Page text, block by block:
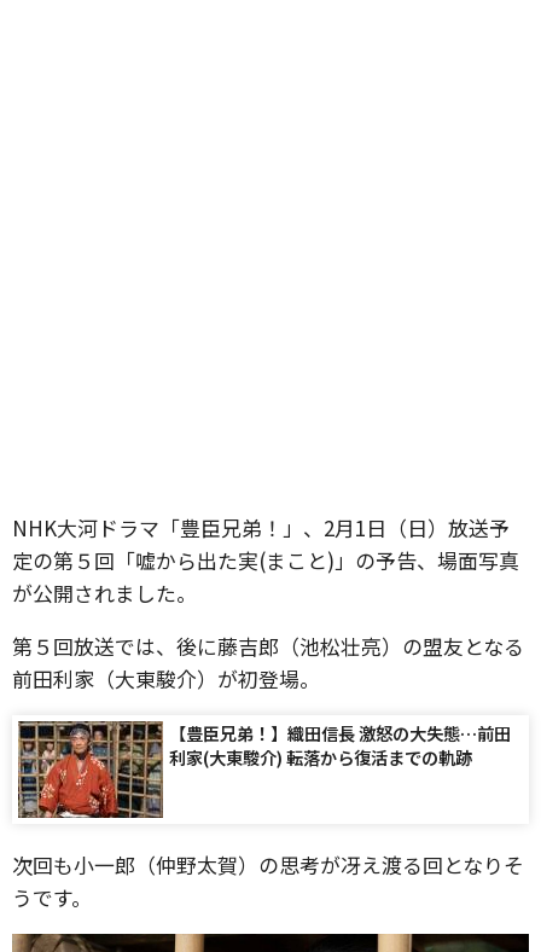
NHK大河ドラマ「豊臣兄弟！」、2月1日（日）放送予
定の第５回「嘘から出た実(まこと)」の予告、場面写真
が公開されました。
第５回放送では、後に藤吉郎（池松壮亮）の盟友となる
前田利家（大東駿介）が初登場。
【豊臣兄弟！】織田信長 激怒の大失態…前田
利家(大東駿介) 転落から復活までの軌跡
次回も小一郎（仲野太賀）の思考が冴え渡る回となりそ
うです。